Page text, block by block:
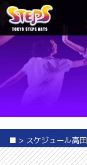
■ > スケジュール高